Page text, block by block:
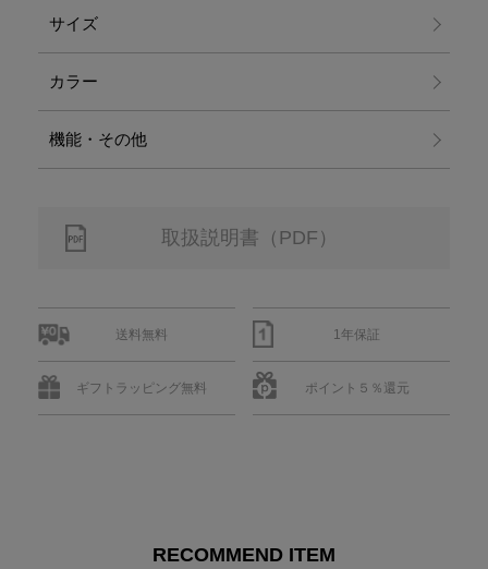
サイズ
カラー
機能・その他
取扱説明書（PDF）
送料無料 1年保証
ギフトラッピング無料 ポイント５％還元
RECOMMEND ITEM